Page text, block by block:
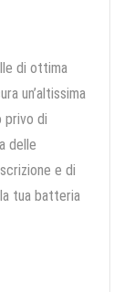
di ottima
un’altissima
privo di
delle
e di
tua batteria